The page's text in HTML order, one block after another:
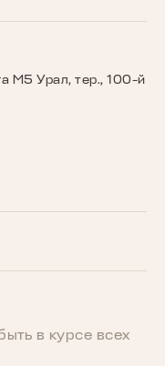
в курcе всех
М5 Урал, тер., 100-й